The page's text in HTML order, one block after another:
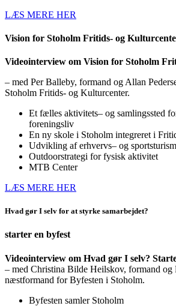
LÆS MERE HER
Vision for Stoholm Fritids- og
Videointerview om Vision for Stoholm
– med Per Balleby, formand og Allan
Stoholm Fritids- og Kulturcenter.
Et fælles aktivitets– og samlingssted
foreningsliv
En ny skole i Stoholm integreret i
Udvikling af erhvervs– og
Outdoorstrategi for fysisk aktivitet
MTB Center
LÆS MERE HER
Hvad gør I selv for at styrke samarbejdet?
starter en byfest
Videointerview om Hvad gør I selv?
– med Christina Bilde Heilskov, formand og
næstformand for Byfesten i Stoholm.
Byfesten samler Stoholm